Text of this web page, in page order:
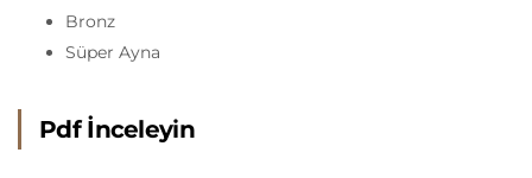
Bronz
Süper Ayna
Pdf İnceleyin